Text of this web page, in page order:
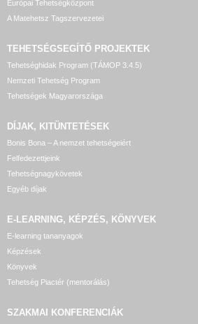
Európai Tehetségközpont
A Matehetsz Tagszervezetei
TEHETSÉGSEGÍTŐ PROJEKTEK
Tehetséghidak Program (TÁMOP 3.4.5)
Nemzeti Tehetség Program
Tehetségek Magyarországa
DÍJAK, KITÜNTETÉSEK
Bonis Bona – A nemzet tehetségeiért
Felfedezettjeink
Tehetségnagykövetek
Egyéb díjak
E-LEARNING, KÉPZÉS, KÖNYVEK
E-learning tananyagok
Képzések
Könyvek
Tehetség Piactér (mentorálás)
SZAKMAI KONFERENCIÁK